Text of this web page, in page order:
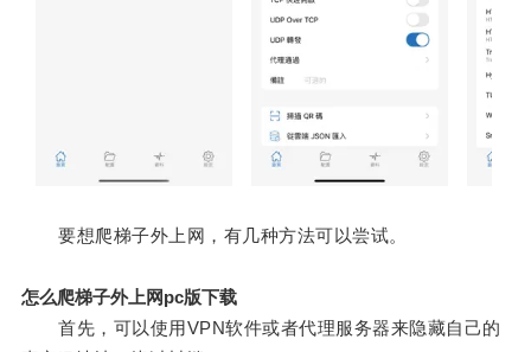
要想爬梯子外上网，有几种方法可以尝试。
怎么爬梯子外上网pc版下载
首先，可以使用VPN软件或者代理服务器来隐藏自己的